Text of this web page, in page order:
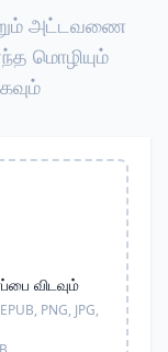
அட்டவணை
மொழியும்
விடவும்
PNG, JPG,